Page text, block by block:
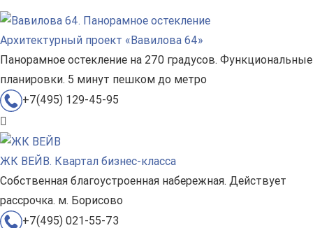
Архитектурный проект «Вавилова 64»
Панорамное остекление на 270 градусов. Функциональные
планировки. 5 минут пешком до метро
+7(495) 129-45-95
ЖК ВЕЙВ. Квартал бизнес-класса
Собственная благоустроенная набережная. Действует
рассрочка. м. Борисово
+7(495) 021-55-73